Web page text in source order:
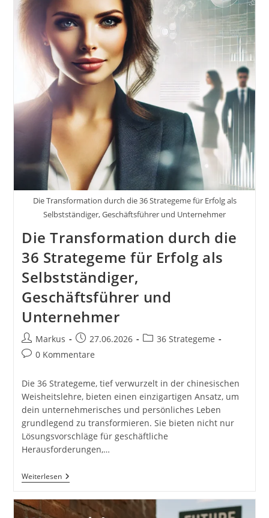
Jetzt
Immer
Der
Richtige
Moment
Ist
Die Transformation durch die 36 Strategeme für Erfolg als
Selbstständiger, Geschäftsführer und Unternehmer
Die Transformation durch die
36 Strategeme für Erfolg als
Selbstständiger,
Geschäftsführer und
Unternehmer
Beitrags-
Autor:
Markus
Beitrag
veröffentlicht:
27.06.2026
Beitrags-
36 Strategeme
Beitrags-
0 Kommentare
Die 36 Strategeme, tief verwurzelt in der chinesischen
Weisheitslehre, bieten einen einzigartigen Ansatz, um
dein unternehmerisches und persönliches Leben
grundlegend zu transformieren. Sie bieten nicht nur
Lösungsvorschläge für geschäftliche
Herausforderungen,…
WeiterlesenDie
Transformation
Die